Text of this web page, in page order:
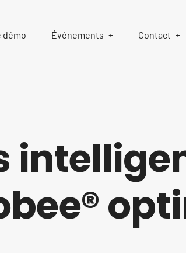
démo Événements Contact